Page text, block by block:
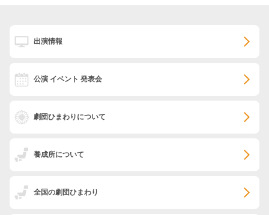
出演情報
公演 イベント 発表会
劇団ひまわりについて
養成所について
全国の劇団ひまわり